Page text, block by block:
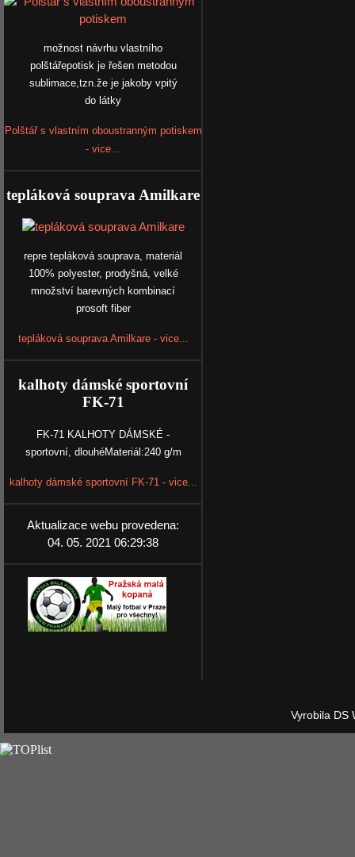
možnost návrhu vlastního
polštářepotisk je řešen metodou
sublimace,tzn.že je jakoby vpitý
do látky
Polštář s vlastním oboustranným potiskem
- vice...
tepláková souprava Amilkare
repre tepláková souprava, materiál
100% polyester, prodyšná, velké
množství barevných kombinací
prosoft fiber
tepláková souprava Amilkare - vice...
kalhoty dámské sportovní
FK-71
FK-71 KALHOTY DÁMSKÉ -
sportovní, dlouhéMateriál:240 g/m
kalhoty dámské sportovní FK-71 - vice...
Aktualizace webu provedena:
04. 05. 2021 06:29:38
Vyrobila DS